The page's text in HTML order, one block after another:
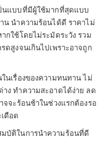
นแบบที่มีผู้ใช้มากที่สุดแบบ
น นำความร้อนได้ดี ราคาไม่
กใช้โดยไม่ระมัดระวัง รวม
ดสูงจนเกินไปเพราะอาจถูก
นเรื่องของความทนทาน ไม่
ง ทำความสะอาดได้ง่าย ลด
จะร้อนช้าในช่วงแรกต้องรอ
ดือด
บัติในการนำความร้อนที่ดี